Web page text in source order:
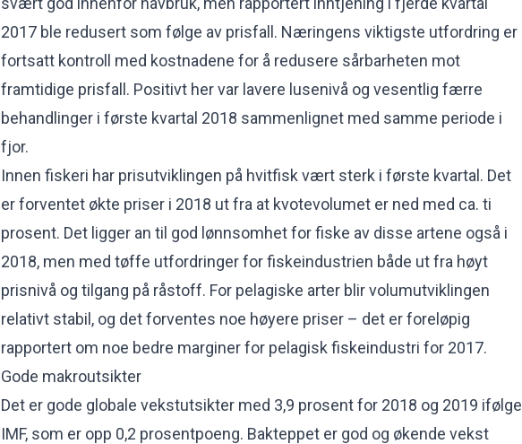
2017 ble redusert som følge av prisfall. Næringens viktigste utfordring er
fortsatt kontroll med kostnadene for å redusere sårbarheten mot
framtidige prisfall. Positivt her var lavere lusenivå og vesentlig færre
behandlinger i første kvartal 2018 sammenlignet med samme periode i
fjor.
Innen fiskeri har prisutviklingen på hvitfisk vært sterk i første kvartal. Det
er forventet økte priser i 2018 ut fra at kvotevolumet er ned med ca. ti
prosent. Det ligger an til god lønnsomhet for fiske av disse artene også i
2018, men med tøffe utfordringer for fiskeindustrien både ut fra høyt
prisnivå og tilgang på råstoff. For pelagiske arter blir volumutviklingen
relativt stabil, og det forventes noe høyere priser – det er foreløpig
rapportert om noe bedre marginer for pelagisk fiskeindustri for 2017.
Gode makroutsikter
Det er gode globale vekstutsikter med 3,9 prosent for 2018 og 2019 ifølge
IMF, som er opp 0,2 prosentpoeng. Bakteppet er god og økende vekst